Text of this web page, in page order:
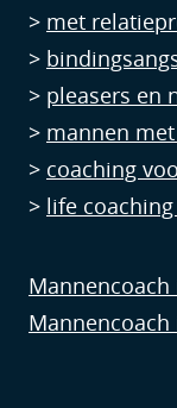
> met
>
> pleasers en
> mannen
> coaching
> life
Mannencoach
Mannencoach